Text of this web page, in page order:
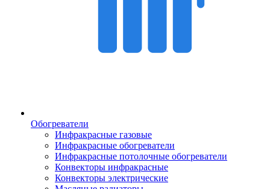
Обогреватели
Инфракрасные газовые
Инфракрасные обогреватели
Инфракрасные потолочные обогреватели
Конвекторы инфракрасные
Конвекторы электрические